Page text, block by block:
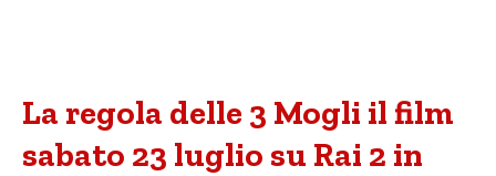
La regola delle 3 Mogli il film
sabato 23 luglio su Rai 2 in